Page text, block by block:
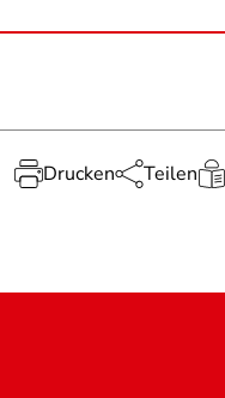
Drucken Teilen